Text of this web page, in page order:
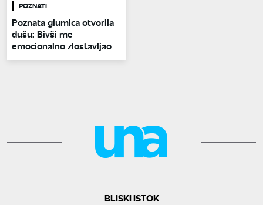
POZNATI
Poznata glumica otvorila
dušu: Bivši me
emocionalno zlostavljao
BLISKI ISTOK